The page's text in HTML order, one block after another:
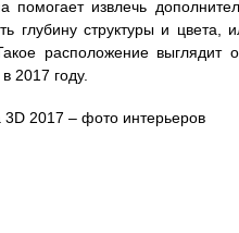
извлечь
глубину структуры и цвета,
расположение
2017 году.
3D 2017 – фото интерьеров